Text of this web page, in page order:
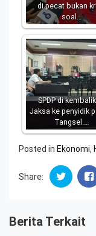
di pecat bukan
soal…
SPDP di
Jaksa ke penyidik
Tangsel.…
Posted in Ekonomi,
Share:
Berita Terkait